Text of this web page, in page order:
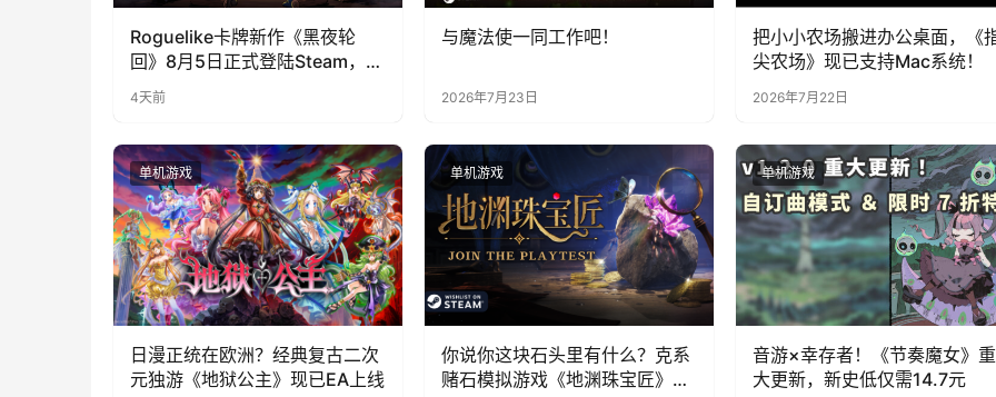
Roguelike卡牌新作《黑夜轮
回》8月5日正式登陆Steam，首
发9折优惠开启
4天前
与魔法使一同工作吧！
2026年7月23日
把小小农场搬进办公桌面，《
尖农场》现已支持Mac系统！
2026年7月22日
单机游戏
日漫正统在欧洲？经典复古二次
元独游《地狱公主》现已EA上线
单机游戏
你说你这块石头里有什么？克系
赌石模拟游戏《地渊珠宝匠》6
单机游戏
音游×幸存者！《节奏魔女》重
大更新，新史低仅需14.7元